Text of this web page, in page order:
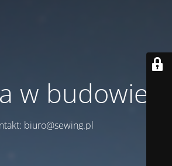
w budowie
biuro@sewing.pl